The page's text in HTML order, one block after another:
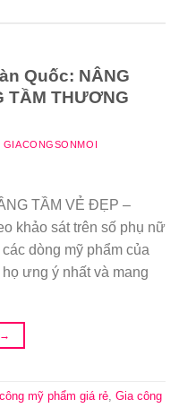
Quốc: NÂNG
TẦM THƯƠNG
GIACONGSONMOI
TẦM VẺ ĐẸP –
khảo sát trên số phụ nữ
dòng mỹ phẩm của
ưng ý nhất và mang
→
mỹ phẩm giá rẻ, Gia công